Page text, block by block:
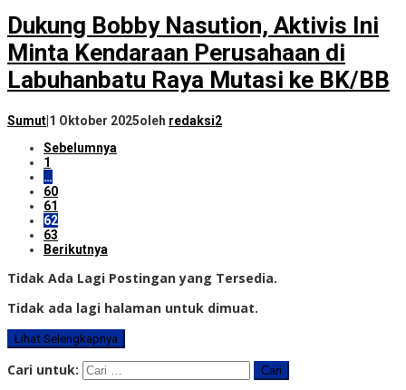
Dukung Bobby Nasution, Aktivis Ini
Minta Kendaraan Perusahaan di
Labuhanbatu Raya Mutasi ke BK/BB
Sumut 1 Oktober 2025oleh redaksi2
Sebelumnya
1
…
60
61
62
63
Berikutnya
Tidak Ada Lagi Postingan yang Tersedia.
Tidak ada lagi halaman untuk dimuat.
Lihat Selengkapnya
Cari untuk: